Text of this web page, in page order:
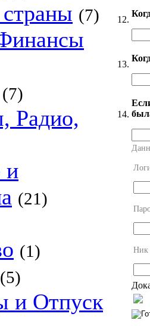
(7)
(7)
Радио,
и
(21)
(1)
(5)
и Отпуск
12.
13.
14.
Ник